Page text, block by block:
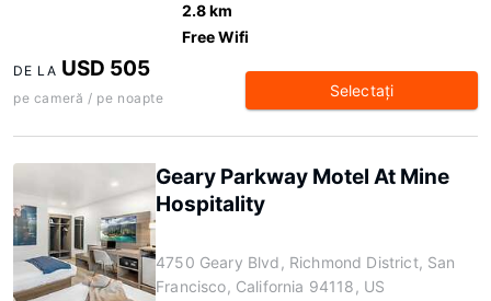
2.8 km
Free Wifi
DE LA USD 505
pe cameră / pe noapte Selectaţi
Geary Parkway Motel At Mine
Hospitality
4750 Geary Blvd, Richmond District, San
Francisco, California 94118, US